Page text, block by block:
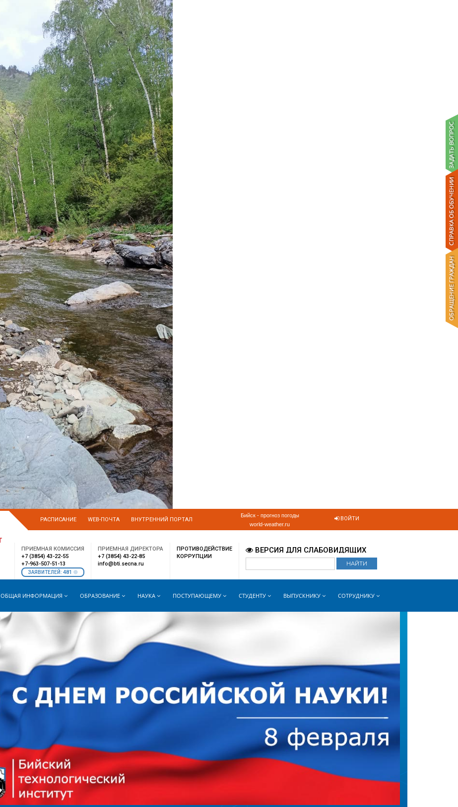
РАСПИСАНИЕ WEB-ПОЧТА ВНУТРЕННИЙ ПОРТАЛ
Бийск - прогноз погоды
world-weather.ru
ВОЙТИ
ПРИЕМНАЯ КОМИССИЯ
+7 (3854) 43-22-55
+7-963-507-51-13
ЗАЯВИТЕЛЕЙ: 481
ПРИЕМНАЯ ДИРЕКТОРА
+7 (3854) 43-22-85
info@bti.secna.ru
ПРОТИВОДЕЙСТВИЕ
КОРРУПЦИИ
ВЕРСИЯ ДЛЯ СЛАБОВИДЯЩИХ
ОБЩАЯ ИНФОРМАЦИЯ ОБРАЗОВАНИЕ НАУКА ПОСТУПАЮЩЕМУ СТУДЕНТУ ВЫПУСКНИКУ СОТРУДНИКУ